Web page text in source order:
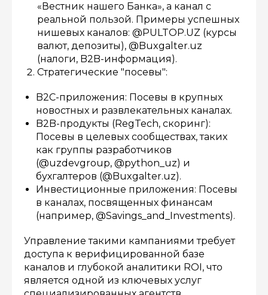
«Вестник нашего Банка», а канал с
реальной пользой. Примеры успешных
нишевых каналов: @PULTOP.UZ (курсы
валют, депозиты), @Buxgalter.uz
(налоги, B2B-информация).
Стратегические "посевы":
B2C-приложения: Посевы в крупных
новостных и развлекательных каналах.
B2B-продукты (RegTech, скоринг):
Посевы в целевых сообществах, таких
как группы разработчиков
(@uzdevgroup, @python_uz) и
бухгалтеров (@Buxgalter.uz).
Инвестиционные приложения: Посевы
в каналах, посвященных финансам
(например, @Savings_and_Investments).
Управление такими кампаниями требует
доступа к верифицированной базе
каналов и глубокой аналитики ROI, что
является одной из ключевых услуг